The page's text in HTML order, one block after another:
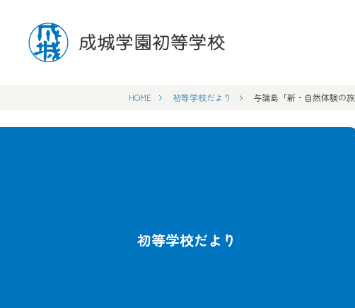
HOME 初等学校だより 与論島「新・自然体験の
初等学校だより